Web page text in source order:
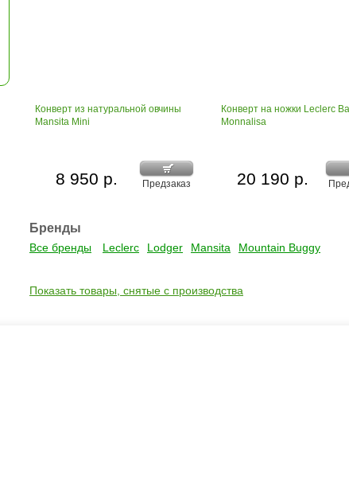
Конверт из натуральной овчины
Mansita Mini
Предзаказ
8 950 р.
Конверт на ножки Leclerc
Monnalisa
20 190 р.
Бренды
Все бренды Leclerc Lodger Mansita Mountain Buggy
Показать товары, снятые с производства